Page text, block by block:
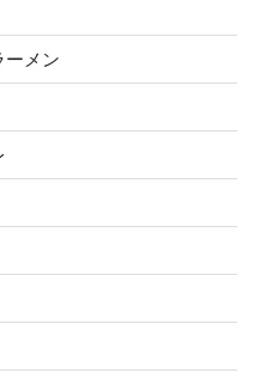
ーメン